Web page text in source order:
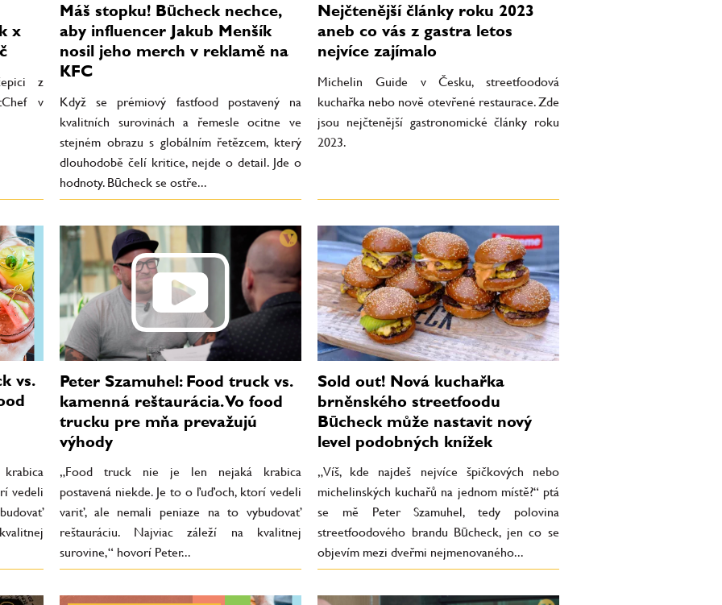
x
z
v
Máš stopku! Būcheck nechce,
aby influencer Jakub Menšík
nosil jeho merch v reklamě na
KFC
Když se prémiový fastfood postavený na
kvalitních surovinách a řemesle ocitne ve
stejném obrazu s globálním řetězcem, který
dlouhodobě čelí kritice, nejde o detail. Jde o
hodnoty. Būcheck se ostře...
Nejčtenější články roku 2023
aneb co vás z gastra letos
nejvíce zajímalo
Michelin Guide v Česku, streetfoodová
kuchařka nebo nově otevřené restaurace. Zde
jsou nejčtenější gastronomické články roku
2023.
vs.
vedeli
Peter Szamuhel: Food truck vs.
kamenná reštaurácia. Vo food
trucku pre mňa prevažujú
výhody
„Food truck nie je len nejaká krabica
postavená niekde. Je to o ľuďoch, ktorí vedeli
variť, ale nemali peniaze na to vybudovať
reštauráciu. Najviac záleží na kvalitnej
surovine,“ hovorí Peter...
Sold out! Nová kuchařka
brněnského streetfoodu
Būcheck může nastavit nový
level podobných knížek
„Víš, kde najdeš nejvíce špičkových nebo
michelinských kuchařů na jednom místě?“ ptá
se mě Peter Szamuhel, tedy polovina
streetfoodového brandu Būcheck, jen co se
objevím mezi dveřmi nejmenovaného...